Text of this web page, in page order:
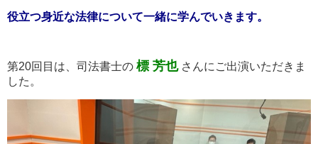
役立つ身近な法律について一緒に学んでいきます。
第20回目は、司法書士の 標 芳也さんにご出演いただきま
した。